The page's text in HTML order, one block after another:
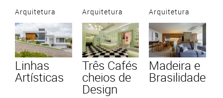
Arquitetura
Linhas
Artísticas
Arquitetura
Três Cafés
cheios de
Design
Arquitetura
Madeira e
Brasilidade